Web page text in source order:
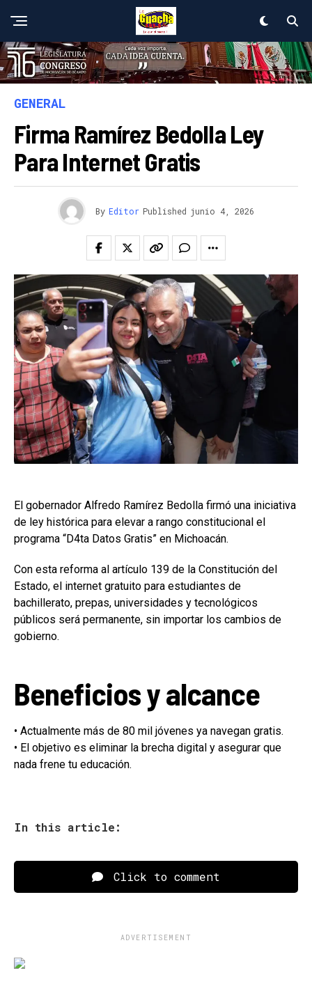
GENERAL
Firma Ramírez Bedolla Ley
Para Internet Gratis
By Editor Published junio 4, 2026
El gobernador Alfredo Ramírez Bedolla firmó una iniciativa
de ley histórica para elevar a rango constitucional el
programa “D4ta Datos Gratis” en Michoacán.
Con esta reforma al artículo 139 de la Constitución del
Estado, el internet gratuito para estudiantes de
bachillerato, prepas, universidades y tecnológicos
públicos será permanente, sin importar los cambios de
gobierno.
Beneficios y alcance
• Actualmente más de 80 mil jóvenes ya navegan gratis.
• El objetivo es eliminar la brecha digital y asegurar que
nada frene tu educación.
In this article:
Click to comment
ADVERTISEMENT